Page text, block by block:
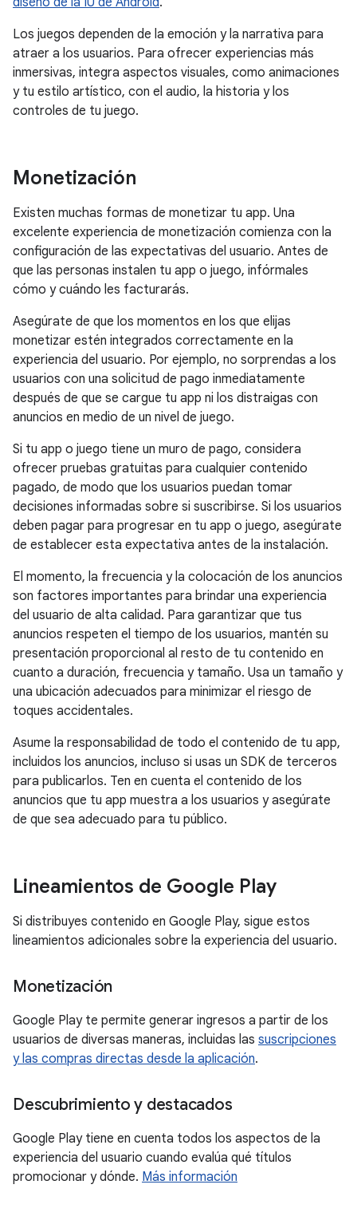
Los juegos dependen de la emoción y la narrativa para
atraer a los usuarios. Para ofrecer experiencias más
inmersivas, integra aspectos visuales, como animaciones
y tu estilo artístico, con el audio, la historia y los
controles de tu juego.
Monetización
Existen muchas formas de monetizar tu app. Una
excelente experiencia de monetización comienza con la
configuración de las expectativas del usuario. Antes de
que las personas instalen tu app o juego, infórmales
cómo y cuándo les facturarás.
Asegúrate de que los momentos en los que elijas
monetizar estén integrados correctamente en la
experiencia del usuario. Por ejemplo, no sorprendas a los
usuarios con una solicitud de pago inmediatamente
después de que se cargue tu app ni los distraigas con
anuncios en medio de un nivel de juego.
Si tu app o juego tiene un muro de pago, considera
ofrecer pruebas gratuitas para cualquier contenido
pagado, de modo que los usuarios puedan tomar
decisiones informadas sobre si suscribirse. Si los usuarios
deben pagar para progresar en tu app o juego, asegúrate
de establecer esta expectativa antes de la instalación.
El momento, la frecuencia y la colocación de los anuncios
son factores importantes para brindar una experiencia
del usuario de alta calidad. Para garantizar que tus
anuncios respeten el tiempo de los usuarios, mantén su
presentación proporcional al resto de tu contenido en
cuanto a duración, frecuencia y tamaño. Usa un tamaño y
una ubicación adecuados para minimizar el riesgo de
toques accidentales.
Asume la responsabilidad de todo el contenido de tu app,
incluidos los anuncios, incluso si usas un SDK de terceros
para publicarlos. Ten en cuenta el contenido de los
anuncios que tu app muestra a los usuarios y asegúrate
de que sea adecuado para tu público.
Lineamientos de Google Play
Si distribuyes contenido en Google Play, sigue estos
lineamientos adicionales sobre la experiencia del usuario.
Monetización
Google Play te permite generar ingresos a partir de los
usuarios de diversas maneras, incluidas las suscripciones
y las compras directas desde la aplicación.
Descubrimiento y destacados
Google Play tiene en cuenta todos los aspectos de la
experiencia del usuario cuando evalúa qué títulos
promocionar y dónde. Más información